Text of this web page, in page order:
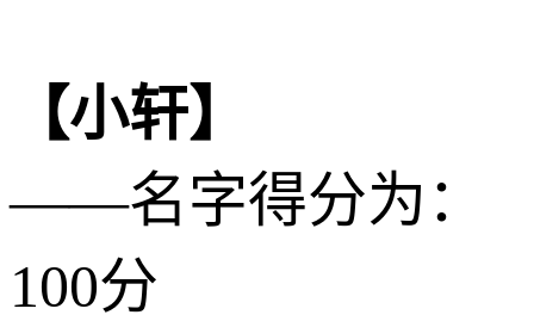
【小轩】
——名字得分为：
100分